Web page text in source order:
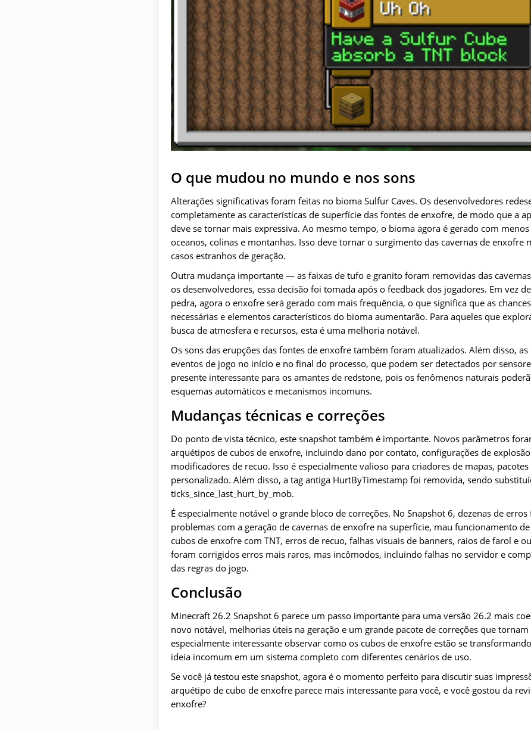
O que mudou no mundo e nos sons
Alterações significativas foram feitas no bioma Sulfur Caves. Os desenvolvedores
completamente as características de superfície das fontes de enxofre, de modo que a
deve se tornar mais expressiva. Ao mesmo tempo, o bioma agora é gerado com
oceanos, colinas e montanhas. Isso deve tornar o surgimento das cavernas de enxofre
casos estranhos de geração.
Outra mudança importante — as faixas de tufo e granito foram removidas das
os desenvolvedores, essa decisão foi tomada após o feedback dos jogadores. Em vez
pedra, agora o enxofre será gerado com mais frequência, o que significa que as
necessárias e elementos característicos do bioma aumentarão. Para aqueles que
busca de atmosfera e recursos, esta é uma melhoria notável.
Os sons das erupções das fontes de enxofre também foram atualizados. Além disso,
eventos de jogo no início e no final do processo, que podem ser detectados por
presente interessante para os amantes de redstone, pois os fenômenos naturais
esquemas automáticos e mecanismos incomuns.
Mudanças técnicas e correções
Do ponto de vista técnico, este snapshot também é importante. Novos parâmetros
arquétipos de cubos de enxofre, incluindo dano por contato, configurações de
modificadores de recuo. Isso é especialmente valioso para criadores de mapas,
personalizado. Além disso, a tag antiga HurtByTimestamp foi removida, sendo
ticks_since_last_hurt_by_mob.
É especialmente notável o grande bloco de correções. No Snapshot 6, dezenas de
problemas com a geração de cavernas de enxofre na superfície, mau funcionamento
cubos de enxofre com TNT, erros de recuo, falhas visuais de banners, raios de farol e
foram corrigidos erros mais raros, mas incômodos, incluindo falhas no servidor e
das regras do jogo.
Conclusão
Minecraft 26.2 Snapshot 6 parece um passo importante para uma versão 26.2 mais
novo notável, melhorias úteis na geração e um grande pacote de correções que
especialmente interessante observar como os cubos de enxofre estão se
ideia incomum em um sistema completo com diferentes cenários de uso.
Se você já testou este snapshot, agora é o momento perfeito para discutir suas
arquétipo de cubo de enxofre parece mais interessante para você, e você gostou da
enxofre?